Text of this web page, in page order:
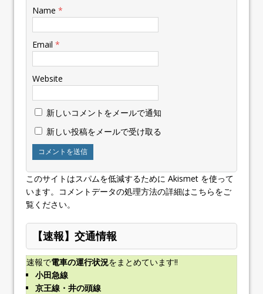
Name *
Email *
Website
新しいコメントをメールで通知
新しい投稿をメールで受け取る
このサイトはスパムを低減するために Akismet を使って
います。 コメントデータの処理方法の詳細はこちらをご
覧ください。
【速報】交通情報
速報で電車の運行状況をまとめています!!
小田急線
京王線・井の頭線